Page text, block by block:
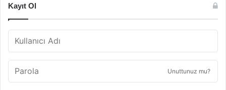
Kayıt Ol
Unuttunuz mu?